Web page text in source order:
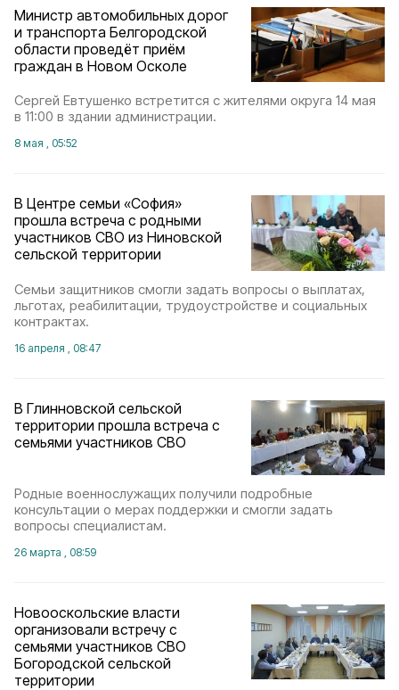
Министр автомобильных дорог
и транспорта Белгородской
области проведёт приём
граждан в Новом Осколе
Сергей Евтушенко встретится с жителями округа 14 мая
в 11:00 в здании администрации.
8 мая , 05:52
В Центре семьи «София»
прошла встреча с родными
участников СВО из Ниновской
сельской территории
Семьи защитников смогли задать вопросы о выплатах,
льготах, реабилитации, трудоустройстве и социальных
контрактах.
16 апреля , 08:47
В Глинновской сельской
территории прошла встреча с
семьями участников СВО
Родные военнослужащих получили подробные
консультации о мерах поддержки и смогли задать
вопросы специалистам.
26 марта , 08:59
Новооскольские власти
организовали встречу с
семьями участников СВО
Богородской сельской
территории